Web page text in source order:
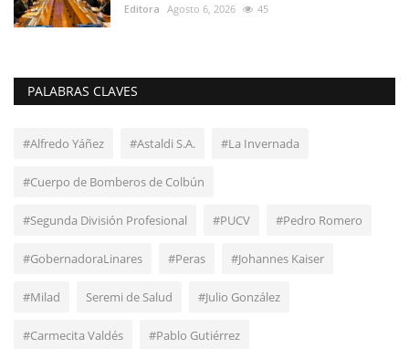
Editora Agosto 6, 2026 45
PALABRAS CLAVES
#Alfredo Yáñez #Astaldi S.A. #La Invernada
#Cuerpo de Bomberos de Colbún
#Segunda División Profesional #PUCV #Pedro Romero
#GobernadoraLinares #Peras #Johannes Kaiser
#Milad Seremi de Salud #Julio González
#Carmecita Valdés #Pablo Gutiérrez